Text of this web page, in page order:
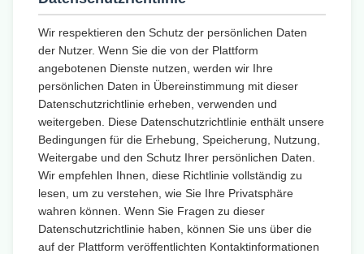
Wir respektieren den Schutz der persönlichen Daten
der Nutzer. Wenn Sie die von der Plattform
angebotenen Dienste nutzen, werden wir Ihre
persönlichen Daten in Übereinstimmung mit dieser
Datenschutzrichtlinie erheben, verwenden und
weitergeben. Diese Datenschutzrichtlinie enthält unsere
Bedingungen für die Erhebung, Speicherung, Nutzung,
Weitergabe und den Schutz Ihrer persönlichen Daten.
Wir empfehlen Ihnen, diese Richtlinie vollständig zu
lesen, um zu verstehen, wie Sie Ihre Privatsphäre
wahren können. Wenn Sie Fragen zu dieser
Datenschutzrichtlinie haben, können Sie uns über die
auf der Plattform veröffentlichten Kontaktinformationen